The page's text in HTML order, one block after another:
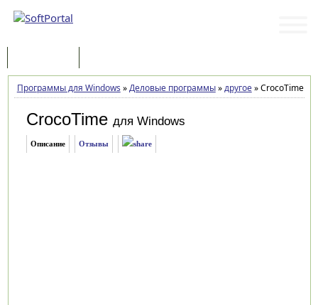
Программы для Windows »Деловые программы»другое»CrocoTime
CrocoTime для Windows
Описание Отзывы